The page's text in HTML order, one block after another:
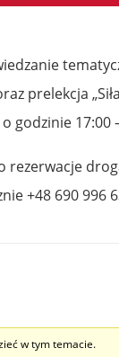
prelekcja
godzinie 17:00
rezerwacje
+48 690 996
w tym temacie.